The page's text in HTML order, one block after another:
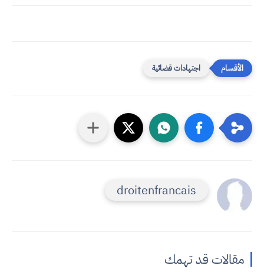
اجتهادات قضائية
droitenfrancais
مقالات قد تهمك